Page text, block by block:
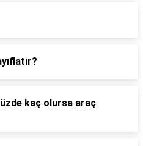
kaç olursa araç